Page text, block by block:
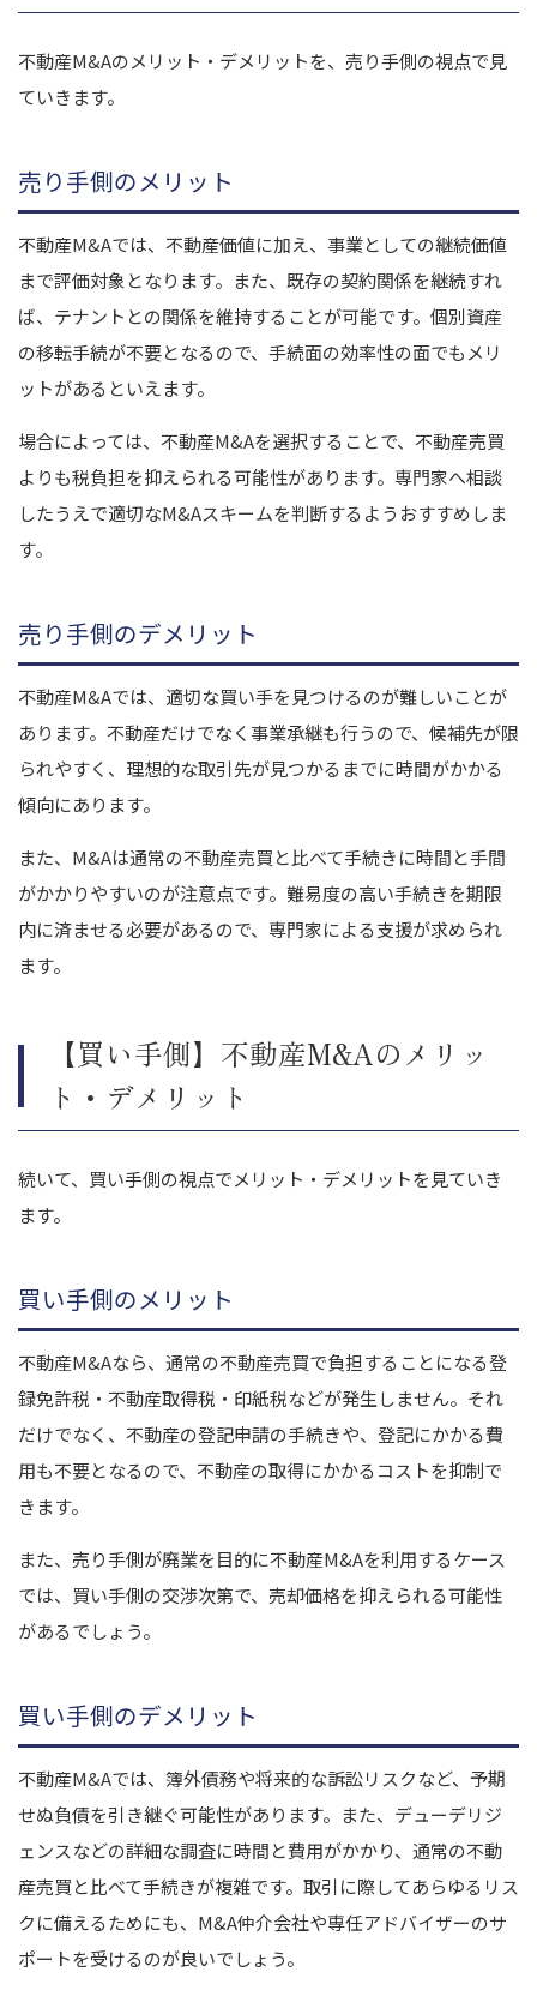
不動産M&Aのメリット・デメリットを、売り手側の視点で見
ていきます。
売り手側のメリット
不動産M&Aでは、不動産価値に加え、事業としての継続価値
まで評価対象となります。また、既存の契約関係を継続すれ
ば、テナントとの関係を維持することが可能です。個別資産
の移転手続が不要となるので、手続面の効率性の面でもメリ
ットがあるといえます。
場合によっては、不動産M&Aを選択することで、不動産売買
よりも税負担を抑えられる可能性があります。専門家へ相談
したうえで適切なM&Aスキームを判断するようおすすめしま
す。
売り手側のデメリット
不動産M&Aでは、適切な買い手を見つけるのが難しいことが
あります。不動産だけでなく事業承継も行うので、候補先が限
られやすく、理想的な取引先が見つかるまでに時間がかかる
傾向にあります。
また、M&Aは通常の不動産売買と比べて手続きに時間と手間
がかかりやすいのが注意点です。難易度の高い手続きを期限
内に済ませる必要があるので、専門家による支援が求められ
ます。
【買い手側】不動産M&Aのメリッ
ト・デメリット
続いて、買い手側の視点でメリット・デメリットを見ていき
ます。
買い手側のメリット
不動産M&Aなら、通常の不動産売買で負担することになる登
録免許税・不動産取得税・印紙税などが発生しません。それ
だけでなく、不動産の登記申請の手続きや、登記にかかる費
用も不要となるので、不動産の取得にかかるコストを抑制で
きます。
また、売り手側が廃業を目的に不動産M&Aを利用するケース
では、買い手側の交渉次第で、売却価格を抑えられる可能性
があるでしょう。
買い手側のデメリット
不動産M&Aでは、簿外債務や将来的な訴訟リスクなど、予期
せぬ負債を引き継ぐ可能性があります。また、デューデリジ
ェンスなどの詳細な調査に時間と費用がかかり、通常の不動
産売買と比べて手続きが複雑です。取引に際してあらゆるリス
クに備えるためにも、M&A仲介会社や専任アドバイザーのサ
ポートを受けるのが良いでしょう。